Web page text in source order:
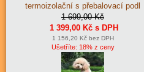
termoizolační s přebalovací podl
1 699,00 Kč
1 399,00 Kč s DPH
1 156,20 Kč bez DPH
Ušetříte: 18% z ceny